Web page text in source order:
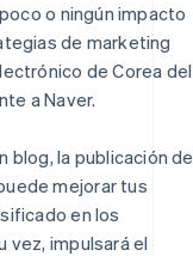
o ningún impacto
de marketing
de Corea del
a Naver.
blog, la publicación de
mejorar tus
en los
vez, impulsará el